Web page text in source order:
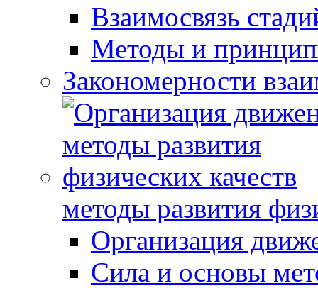
Взаимосвязь
Методы и
Закономерности
методы развития
Организация
Сила и основы